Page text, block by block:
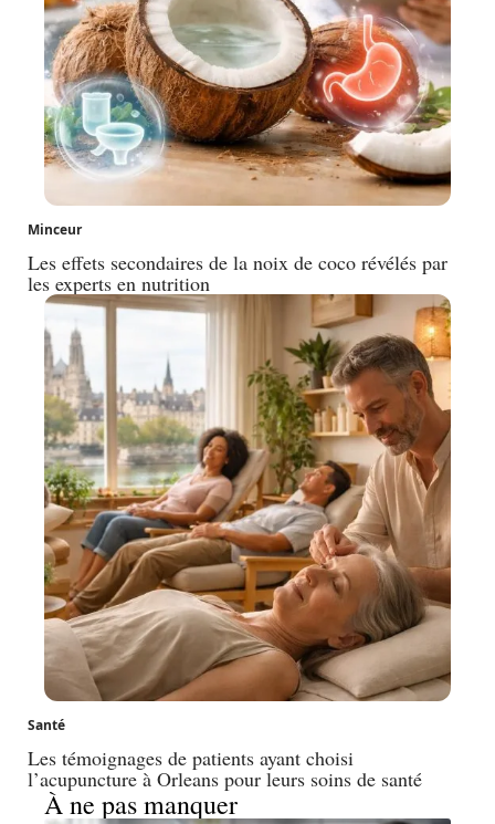
Minceur
Les effets secondaires de la noix de coco révélés par
les experts en nutrition
Santé
Les témoignages de patients ayant choisi
l’acupuncture à Orleans pour leurs soins de santé
À ne pas manquer